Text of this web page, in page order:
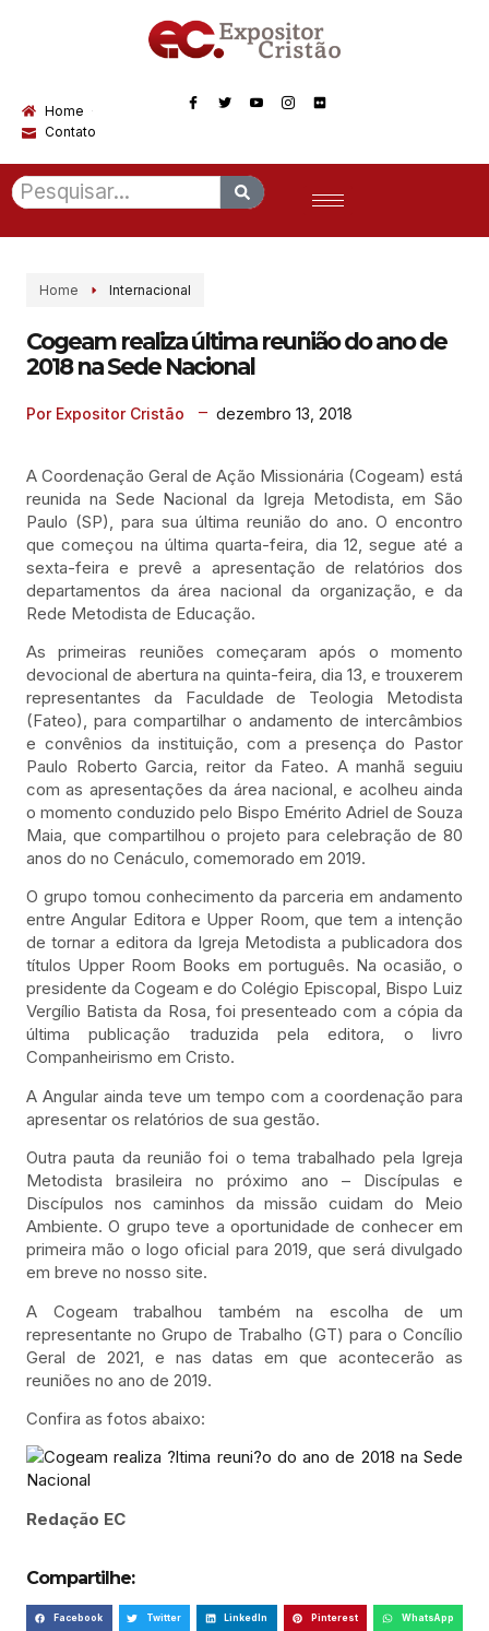
Home
Contato
Home Internacional
Cogeam realiza última reunião do ano de
2018 na Sede Nacional
Por Expositor Cristão dezembro 13, 2018
A Coordenação Geral de Ação Missionária (Cogeam) está
reunida na Sede Nacional da Igreja Metodista, em São
Paulo (SP), para sua última reunião do ano. O encontro
que começou na última quarta-feira, dia 12, segue até a
sexta-feira e prevê a apresentação de relatórios dos
departamentos da área nacional da organização, e da
Rede Metodista de Educação.
As primeiras reuniões começaram após o momento
devocional de abertura na quinta-feira, dia 13, e trouxerem
representantes da Faculdade de Teologia Metodista
(Fateo), para compartilhar o andamento de intercâmbios
e convênios da instituição, com a presença do Pastor
Paulo Roberto Garcia, reitor da Fateo. A manhã seguiu
com as apresentações da área nacional, e acolheu ainda
o momento conduzido pelo Bispo Emérito Adriel de Souza
Maia, que compartilhou o projeto para celebração de 80
anos do no Cenáculo, comemorado em 2019.
O grupo tomou conhecimento da parceria em andamento
entre Angular Editora e Upper Room, que tem a intenção
de tornar a editora da Igreja Metodista a publicadora dos
títulos Upper Room Books em português. Na ocasião, o
presidente da Cogeam e do Colégio Episcopal, Bispo Luiz
Vergílio Batista da Rosa, foi presenteado com a cópia da
última publicação traduzida pela editora, o livro
Companheirismo em Cristo.
A Angular ainda teve um tempo com a coordenação para
apresentar os relatórios de sua gestão.
Outra pauta da reunião foi o tema trabalhado pela Igreja
Metodista brasileira no próximo ano – Discípulas e
Discípulos nos caminhos da missão cuidam do Meio
Ambiente. O grupo teve a oportunidade de conhecer em
primeira mão o logo oficial para 2019, que será divulgado
em breve no nosso site.
A Cogeam trabalhou também na escolha de um
representante no Grupo de Trabalho (GT) para o Concílio
Geral de 2021, e nas datas em que acontecerão as
reuniões no ano de 2019.
Confira as fotos abaixo:
Redação EC
Compartilhe:
Facebook Twitter LinkedIn Pinterest WhatsApp